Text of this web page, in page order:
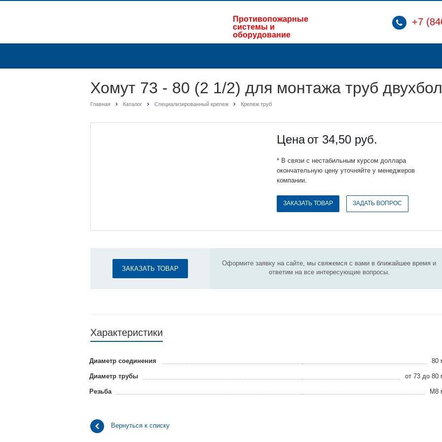
Противопожарные
системы и
оборудование
+7
Хомут 73 - 80 (2 1/2) для монтажа труб
Главная Каталог Специализированный крепеж Крепеж труб
Цена от 34,50 руб.
* В связи с нестабильным курсом доллара
окончательную цену уточняйте у менеджеров
компании.
ЗАКАЗАТЬ ТОВАР ЗАДАТЬ ВОПРОС
ЗАКАЗАТЬ ТОВАР
Оформите заявку на сайте, мы свяжемся с вами в ближайшее время и
ответим на все интересующие вопросы.
Характеристики
Диаметр соединения 80
Диаметр трубы от 73 до 80
Резьба М8
Вернуться к списку